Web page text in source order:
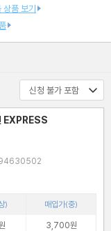
상품 보기
EXPRESS
/ 1194630502
)
매입가(중)
3,700원